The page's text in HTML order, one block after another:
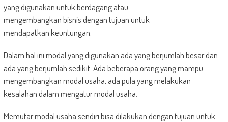
yang digunakan untuk berdagang atau
mengembangkan bisnis dengan tujuan untuk
mendapatkan keuntungan.
Dalam hal ini modal yang digunakan ada yang berjumlah besar dan
ada yang berjumlah sedikit. Ada beberapa orang yang mampu
mengembangkan modal usaha, ada pula yang melakukan
kesalahan dalam mengatur modal usaha.
Memutar modal usaha sendiri bisa dilakukan dengan tujuan untuk